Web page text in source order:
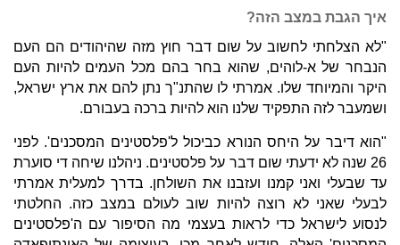
איך הגבת במצב הזה?
"לא הצלחתי לחשוב על שום דבר חוץ מזה שהיהודים הם העם
הנבחר של א-לוהים, שהוא בחר בהם מכל העמים להיות העם
היקר והמיוחד שלו. אמרתי לו שהתנ"ך נתן להם את ארץ ישראל,
ושמעבר לזה התפקיד שלנו הוא להיות ברכה בעבורם.
"הוא דיבר על היחס הנורא כביכול ל'פלסטינים המסכנים'. לפני
26 שנה לא ידעתי שום דבר על פלסטינים. ניהלנו שיחה די סוערת
עד שבעלי ואני קמנו ועזבנו את השולחן. בדרך למעלית אמרתי
לבעלי שאני לא רוצה להיות שוב לעולם במצב כזה. החלטתי
לנסוע לישראל כדי לראות בעצמי מה הסיפור עם ה'פלסטינים